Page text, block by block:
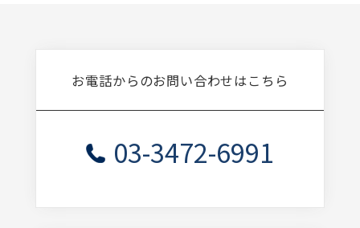
お電話からのお問い合わせはこちら
03-3472-6991